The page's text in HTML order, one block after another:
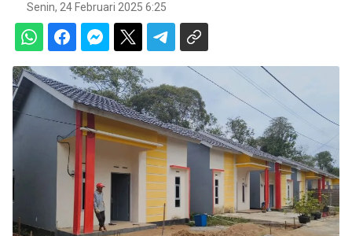
Senin, 24 Februari 2025 6:25